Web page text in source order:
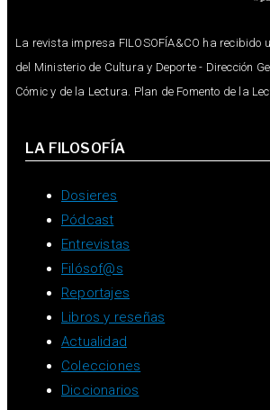
La revista impresa FILOSOFÍA&CO ha recibido
del Ministerio de Cultura y Deporte - Dirección
Cómic y de la Lectura. Plan de Fomento de la
LA FILOSOFÍA
Dosieres
Pódcast
Entrevistas
Filósof@s
Reportajes
Libros y reseñas
Actualidad
Colecciones
Diccionarios